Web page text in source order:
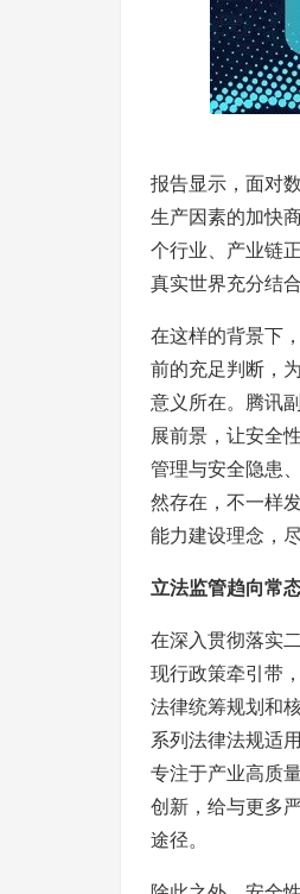
报告显示，面对
生产因素的加快
个行业、产业链
真实世界充分结
在这样的背景下
前的充足判断，
意义所在。腾讯
展前景，让安全
管理与安全隐患
然存在，不一样
能力建设理念，
立法监管趋向常
在深入贯彻落实
现行政策牵引带
法律统筹规划和
系列法律法规适
专注于产业高质
创新，给与更多
途径。